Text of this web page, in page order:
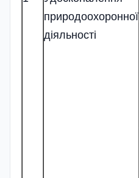
природоохоронної
діяльності